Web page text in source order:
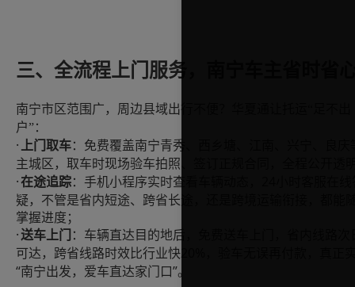
三、全流程上门服务，南宁车主省时省
南宁市区范围广，周边县域出行不便？华夏通让托运
户”：
· 上门取车：免费覆盖南宁青秀、西乡塘、江南、兴宁、良庆
主城区，取车时现场验车拍照、签订正规合同，全程公开透
·在途追踪：手机小程序实时查看车辆动态，
疑，不管是省内短途、跨省长途，还是跨境运输衔接，都能
掌握进度；
· 送车上门
：车辆直达目的地后，免费送车上门，省内线路次
可达，跨省线路时效比行业快
“南宁出发，爱车直达家门口”。